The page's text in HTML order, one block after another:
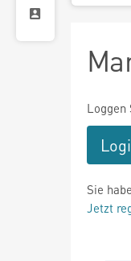
Loggen
Sie
Jetzt